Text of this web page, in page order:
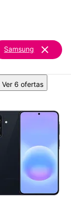
Samsung clear
Ver 6 ofertas